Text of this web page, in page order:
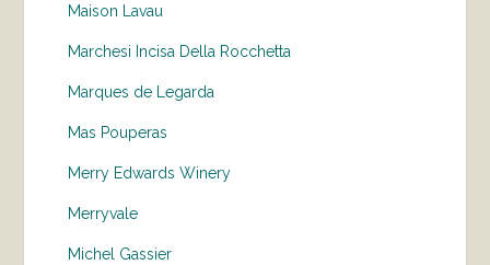
Maison Lavau
Marchesi Incisa Della Rocchetta
Marques de Legarda
Mas Pouperas
Merry Edwards Winery
Merryvale
Michel Gassier